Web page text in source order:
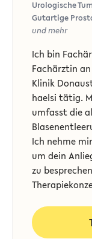
Urologische
Gutartige
und mehr
Ich bin
Fachärztin
Klinik
haelsi tätig.
umfasst die
Ich nehme
um dein
zu